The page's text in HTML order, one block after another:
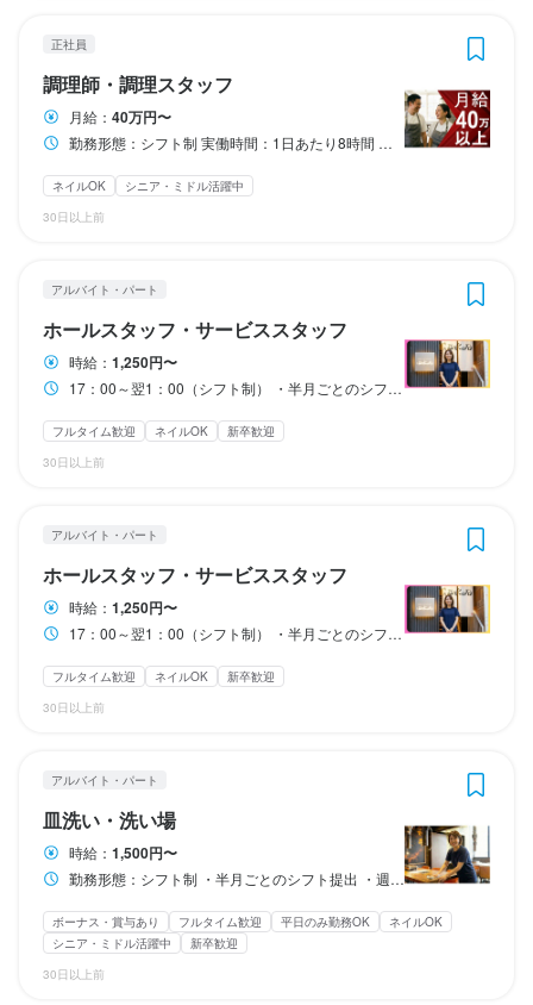
正社員
調理師・調理スタッフ
月給： 40万円〜
勤務形態：シフト制 実働時間：1日あたり8時間 平均勤務日数：1ヶ月あたり20日 〜 23日 11:00～翌1:00（シフト二交代制）
ネイルOK
シニア・ミドル活躍中
30日以上前
アルバイト・パート
ホールスタッフ・サービススタッフ
時給： 1,250円〜
17：00～翌1：00（シフト制） ・半月ごとのシフト提出 ・週1日～相談OK ・勤務時間相談可能
フルタイム歓迎 ネイルOK
新卒歓迎
30日以上前
アルバイト・パート
ホールスタッフ・サービススタッフ
時給： 1,250円〜
17：00～翌1：00（シフト制） ・半月ごとのシフト提出 ・週1日～相談OK ・勤務時間相談可能
フルタイム歓迎 ネイルOK
新卒歓迎
30日以上前
アルバイト・パート
皿洗い・洗い場
時給： 1,500円〜
勤務形態：シフト制 ・半月ごとのシフト提出 ・週2日～勤務OK ・週5日勤務希望も歓迎！
ボーナス・賞与あり フルタイム歓迎 平日のみ勤務OK
ネイルOK
シニア・ミドル活躍中
新卒歓迎
30日以上前
待遇
【福利厚生】
・社会保険完備
・昇給あり
・制服貸与
・交通費規定支給
・自転車通勤OK ※車通勤不可
特徴
フリーター歓迎
女性活躍中 ブランクOK
駅チカ(徒歩5分以内)
仕事内容
まだ生まれたばかりの新しい焼肉店！
だからこそ、決まりきったマニュアルや厳しい上下関係はありま
「どうすればお客様が喜ぶか？」「どうすればもっと楽しく働け
╋━▼焼肉BAKUFUで働く3つの魅力━━
✅自信を持っておすすめできる「本物の食材」
勤務形態：シフト制
実働時間：1日あたり8時間
平均勤務日数：1ヶ月あたり20日 〜 23日
休憩あり
終電考慮あり
休日・休暇
定休日：火曜日＋シフト制
待遇
■交通費規定支給(1万5000円迄/月)
■制服貸与
■社員旅行・イベントあり
まかない・食事補助あり 社会保険完備 制服貸与
ピアスOK
特徴
学歴不問 未経験者歓迎
第二新卒歓迎
フリーター歓迎
女性活躍中
オープニングスタッフ募集
駅チカ(徒歩5分以内)
スタッフの平均年齢20代
仕事内容
実働時間：1日あたり8時間
11:00～翌1:00（シフト二交代制）
終電考慮あり 転勤なし 長期勤務歓迎 シフト制
休日・休暇
待遇
【社会保険】
健康保険、厚生年金保険、雇用保険、労災保険
・昇給あり
・交通費規定支給
・自転車通勤OK※車通勤不可
まかない・食事補助あり 社会保険完備 制服貸与 髪型自由
ネイルOK
学歴不問 独立希望者歓迎
ブランクOK
仕事内容
仕事内容
まだ生まれたばかりの新しい焼肉店！
実働時間：1日あたり8時間
11:00～翌1:00（シフト二交代制）
終電考慮あり 転勤なし 長期勤務歓迎 シフト制
休日・休暇
待遇
【社会保険】
健康保険、厚生年金保険、雇用保険、労災保険
・昇給あり
・交通費規定支給
・自転車通勤OK※車通勤不可
まかない・食事補助あり 社会保険完備 制服貸与 髪型自由
ネイルOK
学歴不問 独立希望者歓迎
ブランクOK
仕事内容
仕事内容
まだ生まれたばかりの新しい焼肉店！
待遇
【福利厚生】
・昇給あり
・制服貸与
・美味しいまかない有り（一部規定あり）
・髪色、ネイル自由
特徴
学歴不問 未経験者歓迎
Uターン・Iターン歓迎
フリーター歓迎
大学生歓迎 留学生歓迎 主婦・主夫歓迎
女性活躍中
面接1回
即日勤務OK
だからこそ、決まりきったマニュアルや厳しい上下関係はありま
せん！
「どうすればお客様が喜ぶか？」「どうすればもっと楽しく働け
そんなワクワクする毎日があなたを待っています！
✅自信を持っておすすめできる「本物の食材」
待遇
【福利厚生】
・昇給あり
・制服貸与
・美味しいまかない有り（一部規定あり）
・髪色、ネイル自由
特徴
学歴不問 未経験者歓迎
Uターン・Iターン歓迎
フリーター歓迎
大学生歓迎 留学生歓迎 主婦・主夫歓迎
女性活躍中
面接1回
即日勤務OK
だからこそ、決まりきったマニュアルや厳しい上下関係はありま
せん！
「どうすればお客様が喜ぶか？」「どうすればもっと楽しく働け
そんなワクワクする毎日があなたを待っています！
✅自信を持っておすすめできる「本物の食材」
・昇給あり
・自転車通勤OK※車通勤不可
・髪色、ネイル自由
制服貸与 髪型自由 ネイルOK
特徴
駅チカ(徒歩5分以内)
仕事内容
15時～17時の「2時間」だけ。接客一切なし！
焼肉店の“開店準備”をお願いします！
✅時給1500円！短時間で高収入！
✅15時～17時の短時間で勤務可能！
✅週2日～勤務可能！週5日も可能！
━━━━━━━━━━━━━━━━╋
✨業務内容✨
「夕飯の支度までの隙間時間に」 「学校へ行く前のちょっとした
お小遣い稼ぎに」 「本業の前のウォーミングアップに」
お客様がいらっしゃる前の、静かな店内でのお仕事です。
「焼肉BAKUFU」の店内をピカピカに磨き上げ、お客様を迎える